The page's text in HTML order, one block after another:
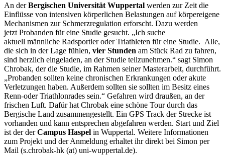
An derBergischen Universität Wuppertal werden zur Zeit die
Einflüsse von intensiven körperlichen Belastungen auf körpereigene
Mechanismen zur Schmerzregulation erforscht. Dazu werden
jetzt Probanden für eine Studie gesucht. „Ich suche
aktuell männliche Radsportler oder Triathleten für eine Studie. Alle,
die sich in der Lage fühlen, vier Stunden am Stück Rad zu fahren,
sind herzlich eingeladen, an der Studie teilzunehmen.“ sagt Simon
Chrobak, der die Studie, im Rahmen seiner Masterarbeit, durchführt.
„Probanden sollten keine chronischen Erkrankungen oder akute
Verletzungen haben. Außerdem sollten sie sollten im Besitz eines
Renn-oder Triathlonrades sein.“ Gefahren wird draußen, an der
frischen Luft. Dafür hat Chrobak eine schöne Tour durch das
Bergische Land zusammengestellt. Ein GPS Track der Strecke ist
vorhanden und kann entsprechen abgefahren werden. Start und Ziel
ist der derCampus Haspel in Wuppertal. Weitere Informationen
zum Projekt und der Anmeldung erhaltet ihr direkt bei Simon per
Mail (s.chrobak-hk (at) uni-wuppertal.de).